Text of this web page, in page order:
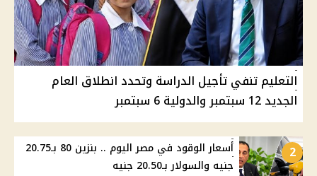
التعليم تنفي تأجيل الدراسة وتحدد انطلاق العام
الجديد 12 سبتمبر والدولية 6 سبتمبر
2
أسعار الوقود في مصر اليوم .. بنزين 80 بـ20.75
جنيه والسولار بـ20.50 جنيه